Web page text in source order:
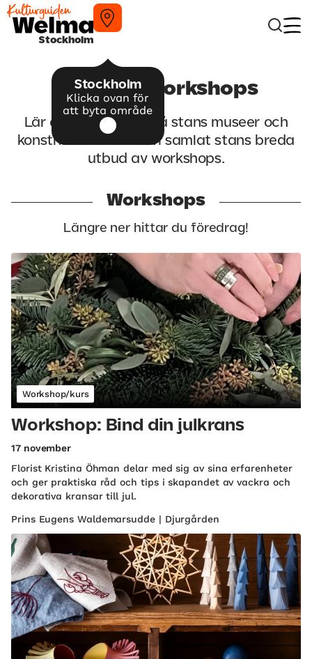
Stockholm
Stockholm
Klicka ovan för
att byta område
Aktuella workshops
Lär dig något nytt på stans museer och
konsthallar! Här har vi samlat stans breda
utbud av workshops.
Workshops
Längre ner hittar du föredrag!
Workshop/kurs
Workshop: Bind din julkrans
17 november
Florist Kristina Öhman delar med sig av sina erfarenheter
och ger praktiska råd och tips i skapandet av vackra och
dekorativa kransar till jul.
Prins Eugens Waldemarsudde | Djurgården